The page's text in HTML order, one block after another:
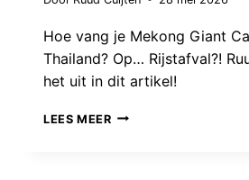
Hoe vang je Mekong Giant
Thailand? Op… Rijstafval?!
het uit in dit artikel!
LEES MEERMEKONG